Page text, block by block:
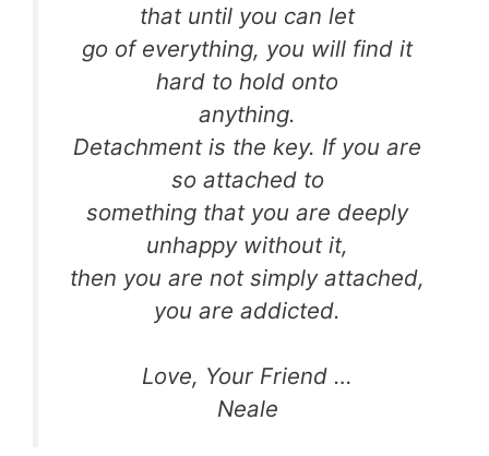
that until you can let
go of everything, you will find it
hard to hold onto
anything.
Detachment is the key. If you are
so attached to
something that you are deeply
unhappy without it,
then you are not simply attached,
you are addicted.
Love, Your Friend …
Neale